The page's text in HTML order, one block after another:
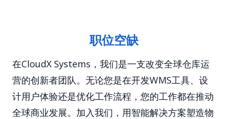
职位空缺
在CloudX Systems，我们是一支改变全球仓库运
营的创新者团队。无论您是在开发WMS工具、设
计用户体验还是优化工作流程，您的工作都在推动
全球商业发展。加入我们，用智能解决方案塑造物